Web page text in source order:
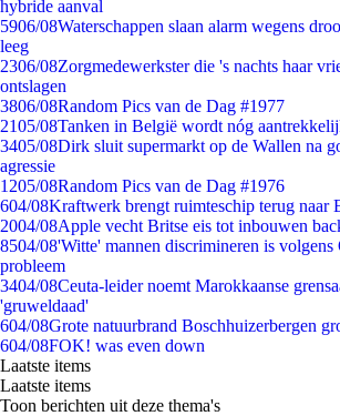
hybride aanval
5906/08Waterschappen slaan alarm wegens
leeg
2306/08Zorgmedewerkster die 's nachts haar
ontslagen
3806/08Random Pics van de Dag #1977
2105/08Tanken in België wordt nóg
3405/08Dirk sluit supermarkt op de Wallen na
agressie
1205/08Random Pics van de Dag #1976
604/08Kraftwerk brengt ruimteschip terug naar
2004/08Apple vecht Britse eis tot inbouwen
8504/08'Witte' mannen discrimineren is volgens
probleem
3404/08Ceuta-leider noemt Marokkaanse
'gruweldaad'
604/08Grote natuurbrand Boschhuizerbergen
604/08FOK! was even down
Laatste items
Laatste items
Toon berichten uit deze thema's